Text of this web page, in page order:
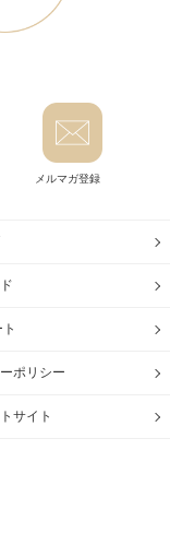
メルマガ登録
ポリシー
サイト